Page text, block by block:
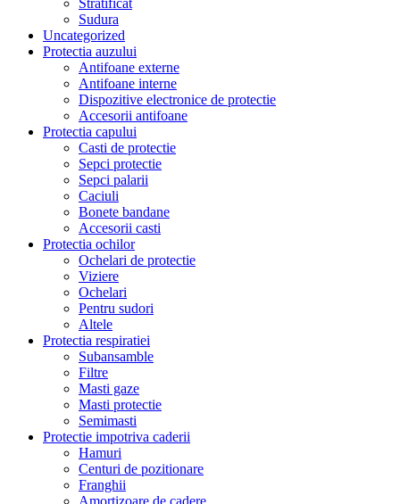
Stratificat
Sudura
Uncategorized
Protectia auzului
Antifoane externe
Antifoane interne
Dispozitive electronice de protectie
Accesorii antifoane
Protectia capului
Casti de protectie
Sepci protectie
Sepci palarii
Caciuli
Bonete bandane
Accesorii casti
Protectia ochilor
Ochelari de protectie
Viziere
Ochelari
Pentru sudori
Altele
Protectia respiratiei
Subansamble
Filtre
Masti gaze
Masti protectie
Semimasti
Protectie impotriva caderii
Hamuri
Centuri de pozitionare
Franghii